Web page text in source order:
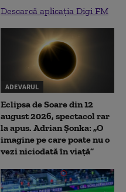
Descarcă aplicația Digi FM
ADEVARUL
Eclipsa de Soare din 12
august 2026, spectacol rar
la apus. Adrian Șonka: „O
imagine pe care poate nu o
vezi niciodată în viață”